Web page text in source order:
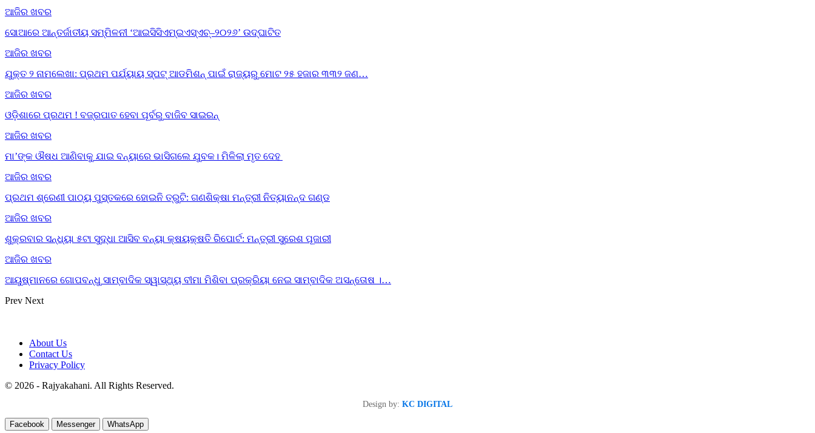
ଆଜିର ଖବର
ସୋଆରେ ଆନ୍ତର୍ଜାତୀୟ ସମ୍ମିଳନୀ ‘ଆଇସିସିଏମ୍‌ଇଏସ୍‌ଏଚ୍‌–୨୦୨୬’ ଉଦ୍‌ଘାଟିତ
ଆଜିର ଖବର
ଯୁକ୍ତ ୨ ନାମଲେଖା: ପ୍ରଥମ ପର୍ଯ୍ୟାୟ ସ୍ପଟ୍ ଆଡମିଶନ୍ ପାଇଁ ରାଜ୍ୟରୁ ମୋଟ ୨୫ ହଜାର ୩୩୨ ଜଣ…
ଆଜିର ଖବର
ଓଡ଼ିଶାରେ ପ୍ରଥମ ! ବଜ୍ରପାତ ହେବା ପୂର୍ବରୁ ବାଜିବ ସାଇରନ୍
ଆଜିର ଖବର
ମା’ଙ୍କ ଔଷଧ ଆଣିବାକୁ ଯାଇ ବନ୍ୟାରେ ଭାସିଗଲେ ଯୁବକ। ମିଳିଲା ମୃତ ଦେହ
ଆଜିର ଖବର
ପ୍ରଥମ ଶ୍ରେଣୀ ପାଠ୍ୟ ପୁସ୍ତକରେ ହୋଇନି ତ୍ରୁଟି: ଗଣଶିକ୍ଷା ମନ୍ତ୍ରୀ ନିତ୍ୟାନନ୍ଦ ଗଣ୍ଡ
ଆଜିର ଖବର
ଶୁକ୍ରବାର ସନ୍ଧ୍ୟା ୫ଟା ସୁଦ୍ଧା ଆସିବ ବନ୍ୟା କ୍ଷୟକ୍ଷତି ରିପୋର୍ଟ: ମନ୍ତ୍ରୀ ସୁରେଶ ପୂଜାରୀ
ଆଜିର ଖବର
ଆୟୁଷ୍ମାନରେ ଗୋପବନ୍ଧୁ ସାମ୍ବାଦିକ ସ୍ୱାସ୍ଥ୍ୟ ବୀମା ମିଶିବା ପ୍ରକ୍ରିୟା ନେଇ ସାମ୍ବାଦିକ ଅସନ୍ତୋଷ ।…
Prev Next
About Us
Contact Us
Privacy Policy
© 2026 - Rajyakahani. All Rights Reserved.
Design by: KC DIGITAL
Facebook Messenger WhatsApp